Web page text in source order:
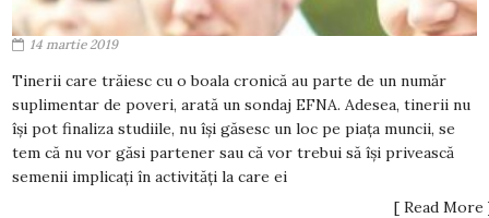
14 martie 2019
Tinerii care trăiesc cu o boala cronică au parte de un număr
suplimentar de poveri, arată un sondaj EFNA. Adesea, tinerii nu
îşi pot finaliza studiile, nu îşi găsesc un loc pe piaţa muncii, se
tem că nu vor găsi partener sau că vor trebui să îşi privească
semenii implicaţi în activităţi la care ei
[ Read More